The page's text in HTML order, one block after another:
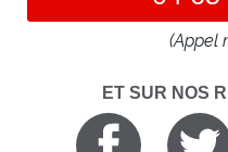
(Appel
ET SUR NOS